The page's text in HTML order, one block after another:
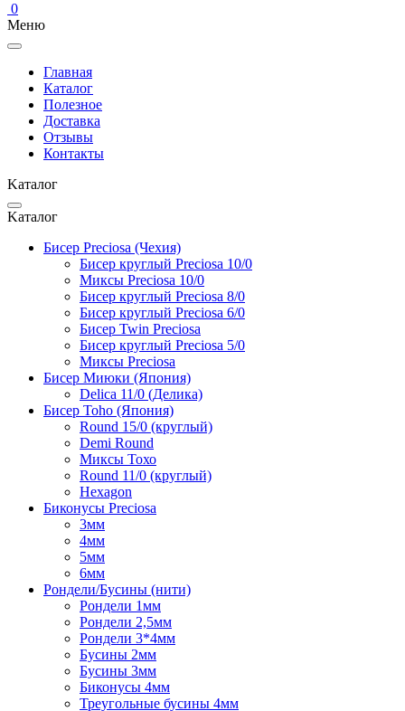
0
Меню
Главная
Каталог
Полезное
Доставка
Отзывы
Контакты
Kаталог
Kаталог
Бисер Preciosa (Чехия)
Бисер круглый Preciosa 10/0
Миксы Preciosa 10/0
Бисер круглый Preciosa 8/0
Бисер круглый Preciosa 6/0
Бисер Twin Preciosa
Бисер круглый Preciosa 5/0
Миксы Preciosa
Бисер Миюки (Япония)
Delica 11/0 (Делика)
Бисер Toho (Япония)
Round 15/0 (круглый)
Demi Round
Миксы Тохо
Round 11/0 (круглый)
Hexagon
Биконусы Preciosa
3мм
4мм
5мм
6мм
Рондели/Бусины (нити)
Рондели 1мм
Рондели 2,5мм
Рондели 3*4мм
Бусины 2мм
Бусины 3мм
Биконусы 4мм
Треугольные бусины 4мм